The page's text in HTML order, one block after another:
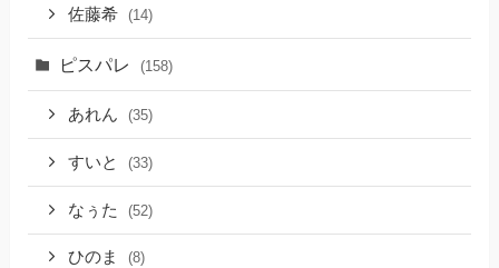
佐藤希 (14)
ピスパレ (158)
あれん (35)
すいと (33)
なぅた (52)
ひのま (8)